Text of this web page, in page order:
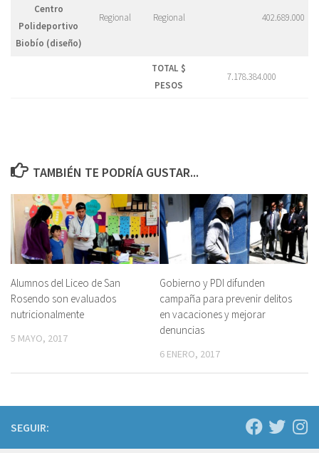
Centro
Polideportivo
Biobío (diseño)
Regional Regional 402.689.000
TOTAL $
PESOS
7.178.384.000
TAMBIÉN TE PODRÍA GUSTAR...
Alumnos del Liceo de San
Rosendo son evaluados
nutricionalmente
5 MAYO, 2017
Gobierno y PDI difunden
campaña para prevenir delitos
en vacaciones y mejorar
denuncias
6 ENERO, 2017
SEGUIR: